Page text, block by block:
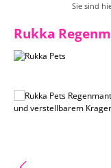
Sie sind
Rukka
Bildergalerie